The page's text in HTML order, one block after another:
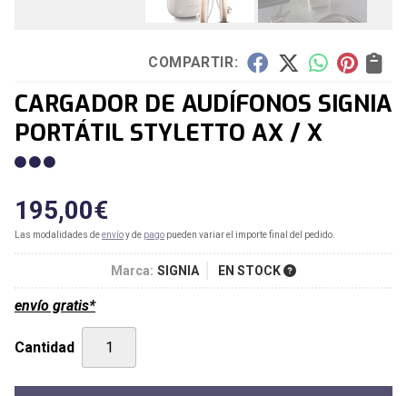
COMPARTIR:
CARGADOR DE AUDÍFONOS SIGNIA
PORTÁTIL STYLETTO AX / X
195,00€
Las modalidades deenvíoy de pago pueden variar el importe final del pedido.
Marca: SIGNIA EN STOCK
envío gratis*
Cantidad